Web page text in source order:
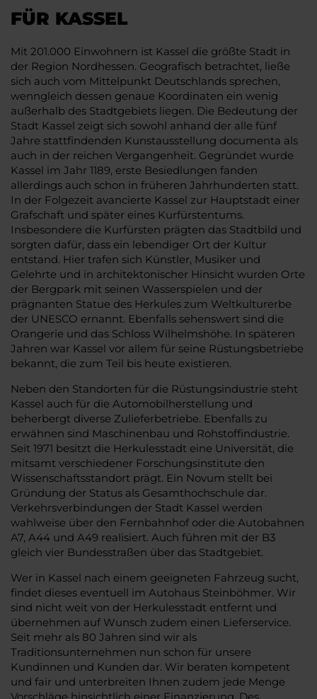
FÜR KASSEL
Mit 201.000 Einwohnern ist Kassel die größte Stadt in
der Region Nordhessen. Geografisch betrachtet, ließe
sich auch vom Mittelpunkt Deutschlands sprechen,
wenngleich dessen genaue Koordinaten ein wenig
außerhalb des Stadtgebiets liegen. Die Bedeutung der
Stadt Kassel zeigt sich sowohl anhand der alle fünf
Jahre stattfindenden Kunstausstellung documenta als
auch in der reichen Vergangenheit. Gegründet wurde
Kassel im Jahr 1189, erste Besiedlungen fanden
allerdings auch schon in früheren Jahrhunderten statt.
In der Folgezeit avancierte Kassel zur Hauptstadt einer
Grafschaft und später eines Kurfürstentums.
Insbesondere die Kurfürsten prägten das Stadtbild und
sorgten dafür, dass ein lebendiger Ort der Kultur
entstand. Hier trafen sich Künstler, Musiker und
Gelehrte und in architektonischer Hinsicht wurden Orte
der Bergpark mit seinen Wasserspielen und der
prägnanten Statue des Herkules zum Weltkulturerbe
der UNESCO ernannt. Ebenfalls sehenswert sind die
Orangerie und das Schloss Wilhelmshöhe. In späteren
Jahren war Kassel vor allem für seine Rüstungsbetriebe
bekannt, die zum Teil bis heute existieren.
Neben den Standorten für die Rüstungsindustrie steht
Kassel auch für die Automobilherstellung und
beherbergt diverse Zulieferbetriebe. Ebenfalls zu
erwähnen sind Maschinenbau und Rohstoffindustrie.
Seit 1971 besitzt die Herkulesstadt eine Universität, die
mitsamt verschiedener Forschungsinstitute den
Wissenschaftsstandort prägt. Ein Novum stellt bei
Gründung der Status als Gesamthochschule dar.
Verkehrsverbindungen der Stadt Kassel werden
wahlweise über den Fernbahnhof oder die Autobahnen
A7, A44 und A49 realisiert. Auch führen mit der B3
gleich vier Bundesstraßen über das Stadtgebiet.
Wer in Kassel nach einem geeigneten Fahrzeug sucht,
findet dieses eventuell im Autohaus Steinböhmer. Wir
sind nicht weit von der Herkulesstadt entfernt und
übernehmen auf Wunsch zudem einen Lieferservice.
Seit mehr als 80 Jahren sind wir als
Traditionsunternehmen nun schon für unsere
Kundinnen und Kunden dar. Wir beraten kompetent
und fair und unterbreiten Ihnen zudem jede Menge
Vorschläge hinsichtlich einer Finanzierung. Des